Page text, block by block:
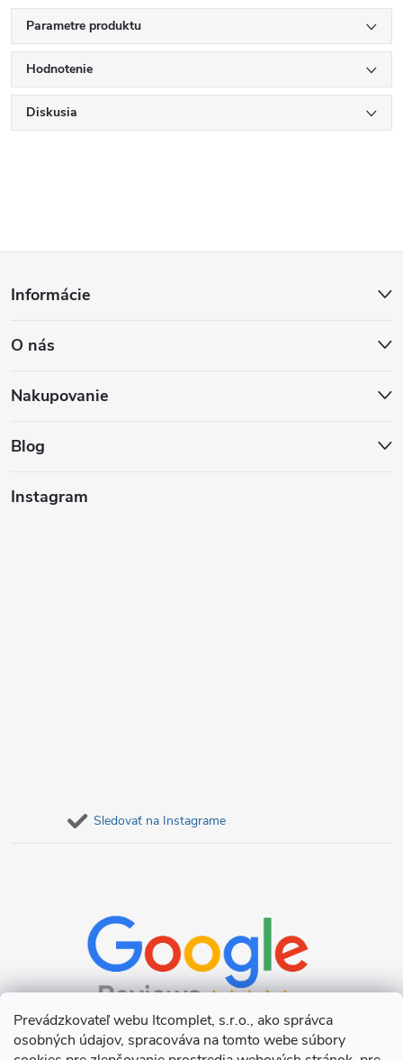
Prevádzkovateľ webu Itcomplet, s.r.o., ako správca
osobných údajov, spracováva na tomto webe súbory
Parametre produktu
Hodnotenie
Diskusia
p
ä
Informácie
O nás
Nakupovanie
Blog
Instagram
Sledovať na Instagrame